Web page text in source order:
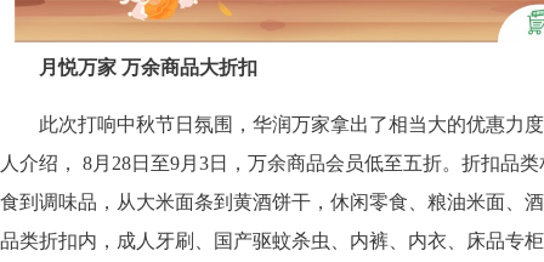
月悦万家 万余商品大折扣
此次打响中秋节日氛围，华润万家拿出了相当大的优惠力
人介绍， 8月28日至9月3日，万余商品会员低至五折。折扣品
食到调味品，从大米面条到黄酒饼干，休闲零食、粮油米面、
品类折扣内，成人牙刷、国产驱蚊杀虫、内裤、内衣、床品专